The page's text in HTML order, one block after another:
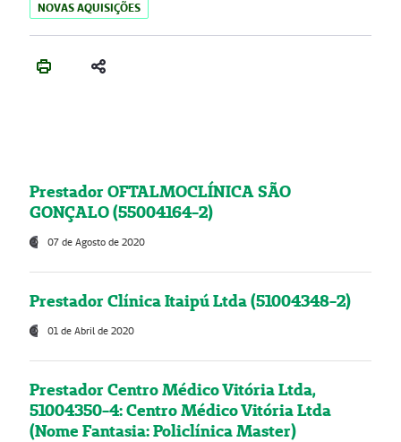
NOVAS AQUISIÇÕES
Prestador OFTALMOCLÍNICA SÃO
GONÇALO (55004164-2)
07 de Agosto de 2020
Prestador Clínica Itaipú Ltda (51004348-2)
01 de Abril de 2020
Prestador Centro Médico Vitória Ltda,
51004350-4: Centro Médico Vitória Ltda
(Nome Fantasia: Policlínica Master)